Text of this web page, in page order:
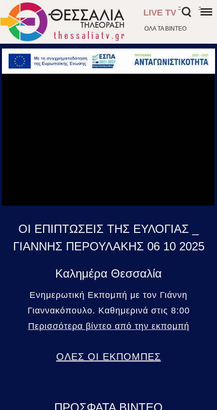
ΟΛΑ ΤΑ ΒΙΝΤΕΟ
LIVE TV
- -
ΟΙ ΕΠΙΠΤΩΣΕΙΣ ΤΗΣ ΕΥΛΟΓΙΑΣ _
ΓΙΑΝΝΗΣ ΠΕΡΟΥΛΑΚΗΣ 06 10 2025
Καλημέρα Θεσσαλία
Ενημερωτική Εκπομπή με τον Γιάννη
Γιαννακόπουλο. Καθημερινά στις 8:00
Περισσότερα βίντεο από την εκπομπή
ΟΛΕΣ ΟΙ ΕΚΠΟΜΠΕΣ
ΠΡΟΣΦΑΤΑ ΒΙΝΤΕΟ